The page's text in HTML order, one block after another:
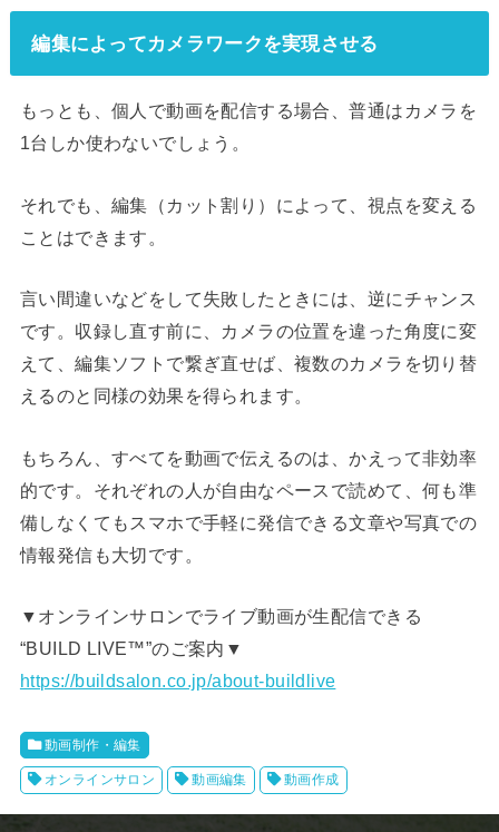
編集によってカメラワークを実現させる
もっとも、個人で動画を配信する場合、普通はカメラを
1台しか使わないでしょう。
それでも、編集（カット割り）によって、視点を変える
ことはできます。
言い間違いなどをして失敗したときには、逆にチャンス
です。収録し直す前に、カメラの位置を違った角度に変
えて、編集ソフトで繋ぎ直せば、複数のカメラを切り替
えるのと同様の効果を得られます。
もちろん、すべてを動画で伝えるのは、かえって非効率
的です。それぞれの人が自由なペースで読めて、何も準
備しなくてもスマホで手軽に発信できる文章や写真での
情報発信も大切です。
▼オンラインサロンでライブ動画が生配信できる
“BUILD LIVE™️”のご案内▼
https://buildsalon.co.jp/about-buildlive
動画制作・編集
オンラインサロン 動画編集 動画作成